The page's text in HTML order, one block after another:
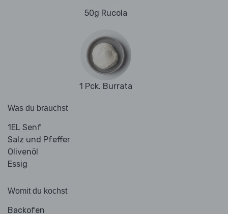
50g Rucola
1 Pck. Burrata
Was du brauchst
1EL Senf
Salz und Pfeffer
Olivenöl
Essig
Womit du kochst
Backofen